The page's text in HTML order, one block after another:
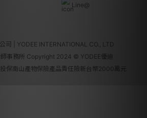
Line@
司 | YODEE INTERNATIONAL CO., LTD
師事務所 Copyright 2024 © YODEE優迪
保南山產物保險產品責任險新台幣2000萬元